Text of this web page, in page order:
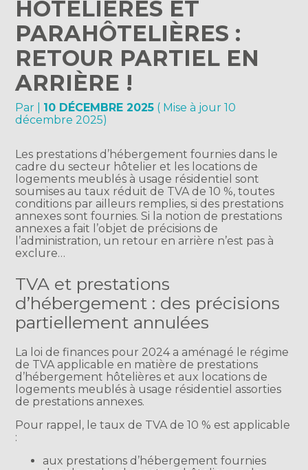
HÔTELIÈRES ET
PARAHÔTELIÈRES :
RETOUR PARTIEL EN
ARRIÈRE !
Par 10 DÉCEMBRE 2025 ( Mise à jour 10
décembre 2025)
Les prestations d’hébergement fournies dans le
cadre du secteur hôtelier et les locations de
logements meublés à usage résidentiel sont
soumises au taux réduit de TVA de 10 %, toutes
conditions par ailleurs remplies, si des prestations
annexes sont fournies. Si la notion de prestations
annexes a fait l’objet de précisions de
l’administration, un retour en arrière n’est pas à
exclure…
TVA et prestations
d’hébergement : des précisions
partiellement annulées
La loi de finances pour 2024 a aménagé le régime
de TVA applicable en matière de prestations
d’hébergement hôtelières et aux locations de
logements meublés à usage résidentiel assorties
de prestations annexes.
Pour rappel, le taux de TVA de 10 % est applicable
:
aux prestations d’hébergement fournies